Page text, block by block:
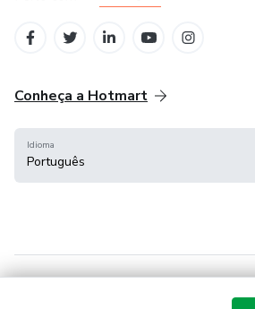
Conheça a Hotmart
Idioma
Português